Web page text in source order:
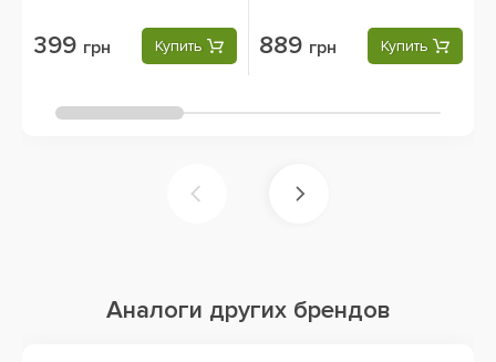
399 грн Купить 889 грн Купить
Аналоги других брендов